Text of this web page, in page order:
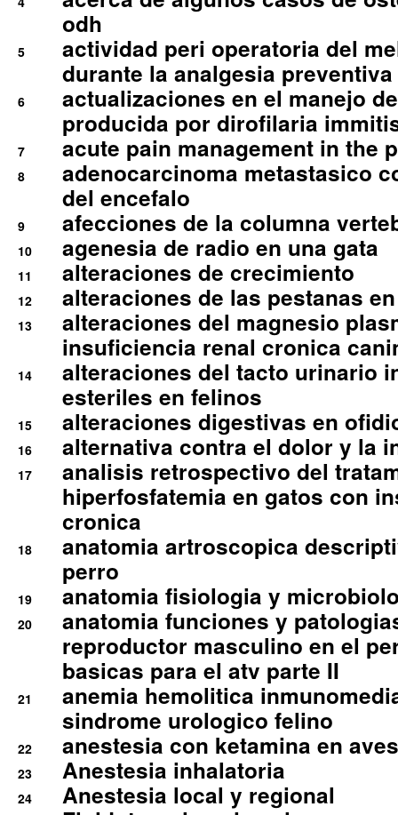
odh
5
actividad peri operatoria del
durante la analgesia
6
actualizaciones en el manejo
producida por dirofilaria
7 acute pain management in the
8
adenocarcinoma metastasico
del encefalo
9 afecciones de la columna
10 agenesia de radio en una gata
11 alteraciones de crecimiento
12 alteraciones de las pestanas
13
alteraciones del magnesio
insuficiencia renal cronica
14
alteraciones del tacto urinario
esteriles en felinos
15 alteraciones digestivas en
16 alternativa contra el dolor y la
17
analisis retrospectivo del
hiperfosfatemia en gatos con
cronica
18
anatomia artroscopica
perro
19 anatomia fisiologia y
20
anatomia funciones y
reproductor masculino en el
basicas para el atv parte II
21
anemia hemolitica
sindrome urologico felino
22 anestesia con ketamina en
23 Anestesia inhalatoria
24 Anestesia local y regional